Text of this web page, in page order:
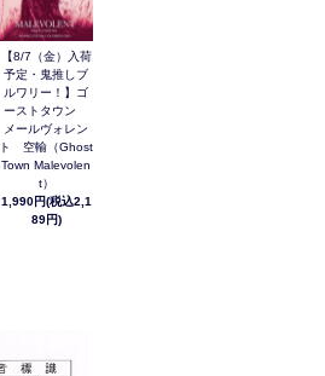
【8/7（金）入荷
予定・鬼推しブ
ルワリー！】ゴ
ーストタウン
メールヴォレン
ト 空輸（Ghost
Town Malevolen
t）
1,990円(税込2,1
89円)